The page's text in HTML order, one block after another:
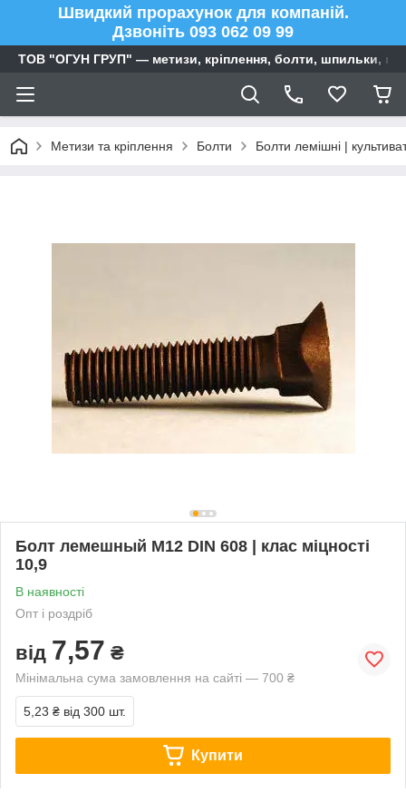
Швидкий прорахунок для компаній.
Дзвоніть 093 062 09 99
ТОВ "ОГУН ГРУП" — метизи, кріплення, болти, шпильки,
Метизи та кріплення Болти Болти лемішні |
Болт лемешный М12 DIN 608 | клас міцності
10,9
В наявності
Опт і роздріб
від 7,57 ₴
Мінімальна сума замовлення на сайті — 700 ₴
5,23 ₴ від 300 шт.
Купити